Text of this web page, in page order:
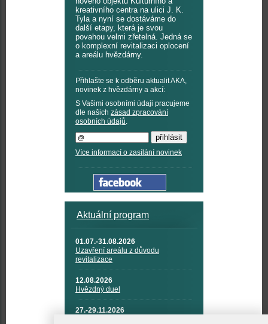
kreativního centra na ulici J. K.
Tyla a nyní se dostáváme do
další etapy, která je svou
povahou velmi zřetelná. Jedná se
o komplexní revitalizaci oplocení
a areálu hvězdárny.
Přihlašte se k odběru aktualit AKA,
novinek z hvězdárny a akcí:
S Vašimi osobními údaji pracujeme
dle našich zásad zpracování
osobních údajů.
Více informací o zasílání novinek
Aktuální program
01.07.-31.08.2026
Uzavření areálu z důvodu
revitalizace
12.08.2026
Hvězdný duel
27.-29.11.2026